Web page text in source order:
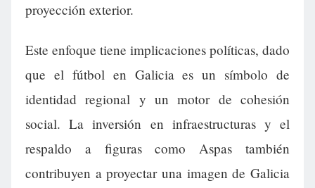
proyección exterior.
Este enfoque tiene implicaciones políticas, dado
que el fútbol en Galicia es un símbolo de
identidad regional y un motor de cohesión
social. La inversión en infraestructuras y el
respaldo a figuras como Aspas también
contribuyen a proyectar una imagen de Galicia